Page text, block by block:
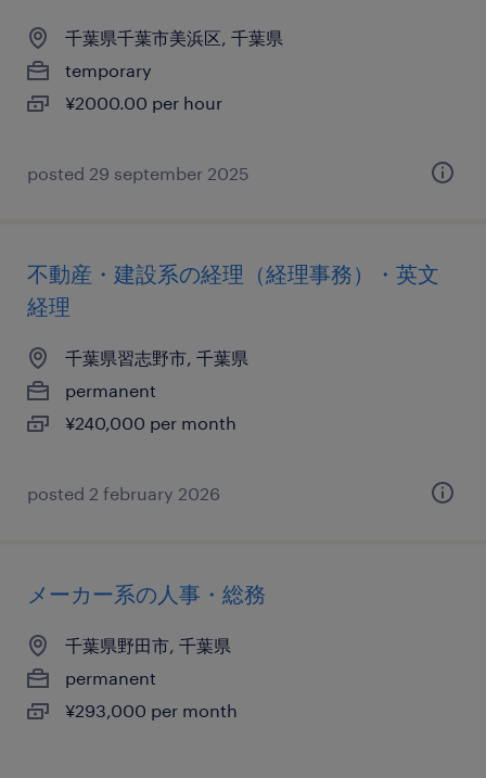
千葉県千葉市美浜区, 千葉県
temporary
¥2000.00 per hour
posted 29 september 2025
不動産・建設系の経理（経理事務）・英文
経理
千葉県習志野市, 千葉県
permanent
¥240,000 per month
posted 2 february 2026
メーカー系の人事・総務
千葉県野田市, 千葉県
permanent
¥293,000 per month